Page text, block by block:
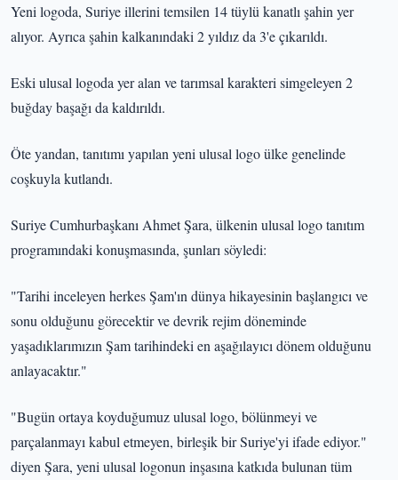
Yeni logoda, Suriye illerini temsilen 14 tüylü kanatlı şahin yer
alıyor. Ayrıca şahin kalkanındaki 2 yıldız da 3'e çıkarıldı.
Eski ulusal logoda yer alan ve tarımsal karakteri simgeleyen 2
buğday başağı da kaldırıldı.
Öte yandan, tanıtımı yapılan yeni ulusal logo ülke genelinde
coşkuyla kutlandı.
Suriye Cumhurbaşkanı Ahmet Şara, ülkenin ulusal logo tanıtım
programındaki konuşmasında, şunları söyledi:
"Tarihi inceleyen herkes Şam'ın dünya hikayesinin başlangıcı ve
sonu olduğunu görecektir ve devrik rejim döneminde
yaşadıklarımızın Şam tarihindeki en aşağılayıcı dönem olduğunu
anlayacaktır."
"Bugün ortaya koyduğumuz ulusal logo, bölünmeyi ve
parçalanmayı kabul etmeyen, birleşik bir Suriye'yi ifade ediyor."
diyen Şara, yeni ulusal logonun inşasına katkıda bulunan tüm